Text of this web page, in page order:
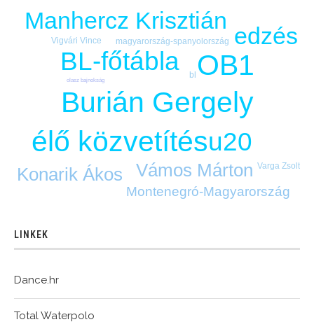
Burián Gergely
OB1
élő közvetítés
BL-főtábla
u20
edzés
Manhercz Krisztián
Konarik Ákos Vámos Márton
Montenegró-Magyarország
bl
magyarország-spanyolország
Varga Zsolt
Vigvári Vince
olasz bajnokság
LINKEK
Dance.hr
Total Waterpolo